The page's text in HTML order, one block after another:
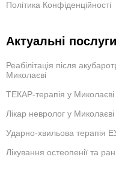
Політика Конфіденційності
Актуальні послуги
Реабілітація після
Миколаєві
ТЕКАР-терапія у Миколаєві
Лікар невролог у Миколаєві
Ударно-хвильова терапія
Лікування остеопенії та